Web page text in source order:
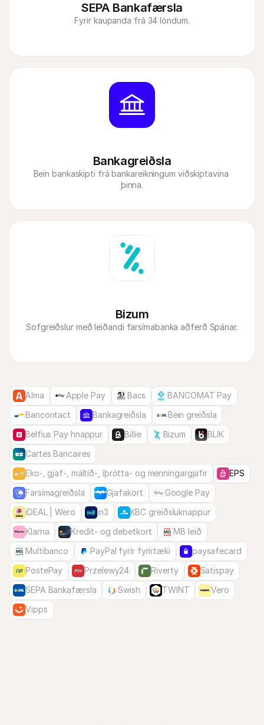
SEPA Bankafærsla
Fyrir kaupanda frá 34 löndum.
Bankagreiðsla
Bein bankaskipti frá bankareikningum viðskiptavina
Bizum
Sofgreiðslur með leiðandi farsímabanka aðferð Spánar.
Alma Apple Pay Bacs
BANCOMAT Pay
Bancontact
Bankagreiðsla
Bein greiðsla
Belfius Pay hnappur
Billie Bizum
BLIK
Cartes Bancaires
Eko-, gjaf-, máltíð-, íþrótta- og menningargjafir
EPS
Farsímagreiðsla
Gjafakort
Google Pay
iDEAL | Wero
in3
KBC greiðsluknappur
Klarna
Kredit- og debetkort
MB leið
Multibanco
PayPal fyrir fyrirtæki
paysafecard
PostePay
Przelewy24 Riverty
Satispay
SEPA Bankafærsla
Swish TWINT
Vero
Vipps